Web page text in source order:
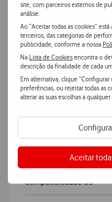
site, com parceiros externos de
análise.
Ao “Aceitar todas as cookies”
terceiros, das categorias de
publicidade, conforme a nossa
Na Lista de Cookiesencontra o
descrição da finalidade de cada
Em alternativa, clique
preferências, ou rejeitar todas as
alterar as suas escolhas a
Aceitar
Tipo de Bracelete
Bateria
Autonomia
Conectividade e
Bluetooth™ (norma)
Compatibilidade OS